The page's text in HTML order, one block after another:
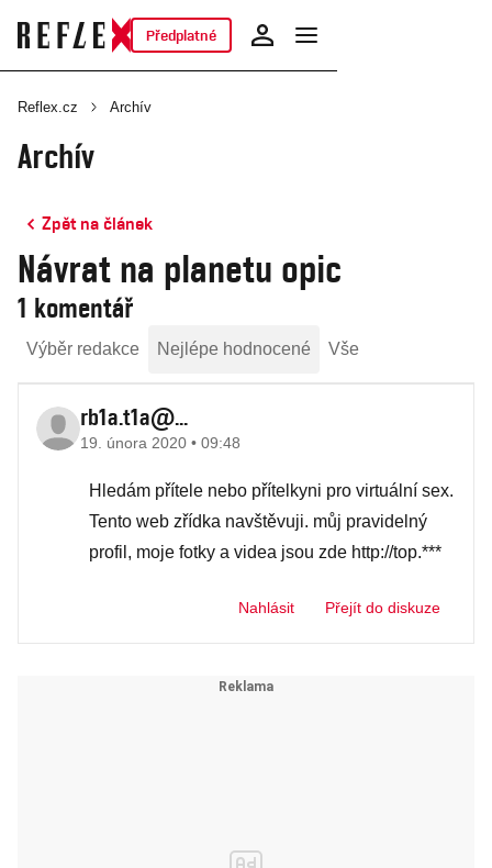
Předplatné
Reflex.cz Archív
Archív
Zpět na článek
Návrat na planetu opic
1 komentář
Výběr redakce Nejlépe hodnocené Vše
rb1a.t1a@...
19. února 2020 • 09:48
Hledám přítele nebo přítelkyni pro virtuální sex.
Tento web zřídka navštěvuji. můj pravidelný
profil, moje fotky a videa jsou zde http://top.***
Nahlásit Přejít do diskuze